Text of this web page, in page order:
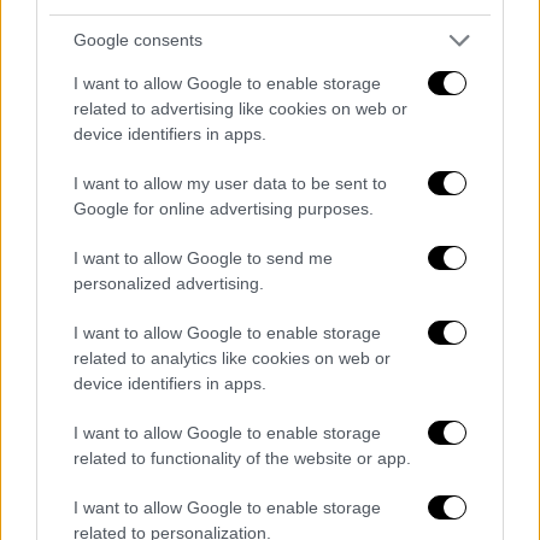
Google consents
I want to allow Google to enable storage
related to advertising like cookies on web or
device identifiers in apps.
I want to allow my user data to be sent to
Google for online advertising purposes.
I want to allow Google to send me
personalized advertising.
I want to allow Google to enable storage
related to analytics like cookies on web or
device identifiers in apps.
I want to allow Google to enable storage
related to functionality of the website or app.
I want to allow Google to enable storage
related to personalization.
αλληλεγγύη
στην προετοιμασία της διεύρυνσης
στο σχεδιασμό ενιαίας πολιτικής της
Ευρωπαϊκής Ένωσης απέναντι στην
στην προστασία του κράτους δικαίου
και των Ευρωπαϊκών αρχών και αξιών
που αποτελούν τον πυλώνα του
Ευρωπαϊκού τρόπου ζωής.
Από την πλευρά της, η Πρόεδρος Ούρσουλα
φον ντερ Λάιεν, χαρακτήρισε πολύ σημαντική
τη συνεργασία ΕΛΚ με τα εθνικά κοινοβούλια
και παρουσίασε τους τρεις βασικούς
πυλώνες της Επιτροπής:
Το Ευρωπαϊκό «Πράσινο Deal»